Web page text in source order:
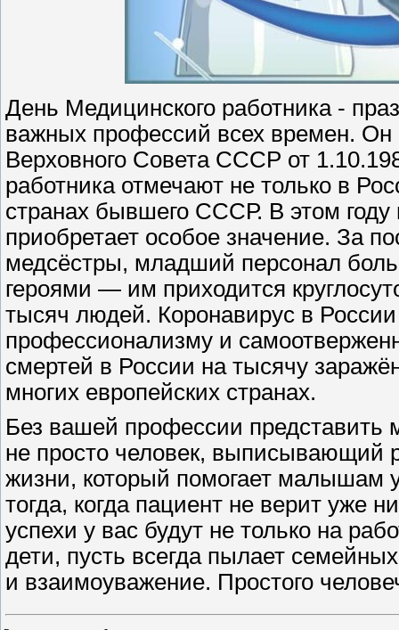
День Медицинского работника -
важных профессий всех времен.
Верховного Совета СССР от
работника отмечают не только в
странах бывшего СССР. В этом году
приобретает особое значение. За
медсёстры, младший персонал
героями — им приходится
тысяч людей. Коронавирус в
профессионализму и
смертей в России на тысячу
многих европейских странах.
Без вашей профессии
не просто человек, выписывающий
жизни, который помогает малышам
тогда, когда пациент не верит уже
успехи у вас будут не только на
дети, пусть всегда пылает
и взаимоуважение. Простого